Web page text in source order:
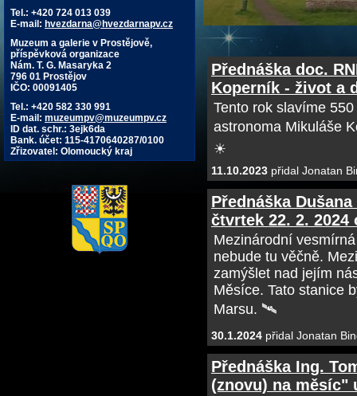
Tel.: +420 724 013 039
E-mail: hvezdarna@hvezdarnapv.cz
Muzeum a galerie v Prostějově,
příspěvková organizace
Nám. T. G. Masaryka 2
796 01 Prostějov
IČO: 00091405
Tel.: +420 582 330 991
E-mail: muzeumpv@muzeumpv.cz
ID dat. schr.: 3ejk6da
Bank. účet: 115-4170640287/0100
Zřizovatel: Olomoucký kraj
Přednáška doc.
Koperník - život a
Tento rok slavíme
astronoma Mikuláše
☀
11.10.2023 přidal Jonatan
Přednáška
čtvrtek 22. 2. 2024
Mezinárodní
nebude tu věčně.
zamýšlet nad jejím
Měsíce. Tato stanice
Marsu. 🛰
30.1.2024 přidal Jonatan
Přednáška Ing.
(znovu) na měsíc"